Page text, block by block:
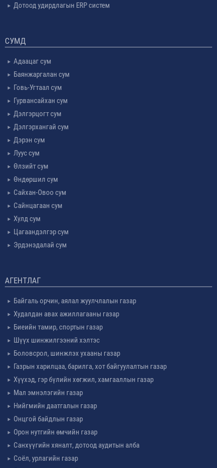
Дотоод удирдлагын ERP систем
СУМД
Адаацаг сум
Баянжаргалан сум
Говь-Угтаал сум
Гурвансайхан сум
Дэлгэрцогт сум
Дэлгэрхангай сум
Дэрэн сум
Луус сум
Өлзийт сум
Өндөршил сум
Сайхан-Овоо сум
Сайнцагаан сум
Хулд сум
Цагаандэлгэр сум
Эрдэнэдалай сум
АГЕНТЛАГ
Байгаль орчин, аялал жуулчлалын газар
Худалдан авах ажиллагааны газар
Биеийн тамир, спортын газар
Шүүх шинжилгээний хэлтэс
Боловсрол, шинжлэх ухааны газар
Газрын харилцаа, барилга, хот байгуулалтын газар
Хүүхэд, гэр бүлийн хөгжил, хамгааллын газар
Мал эмнэлэгийн газар
Нийгмийн даатгалын газар
Онцгой байдлын газар
Орон нутгийн өмчийн газар
Санхүүгийн хяналт, дотоод аудитын алба
Соёл, урлагийн газар